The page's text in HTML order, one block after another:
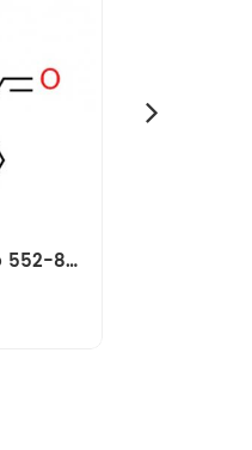
o-nitrobenzaldehído 552-89-6